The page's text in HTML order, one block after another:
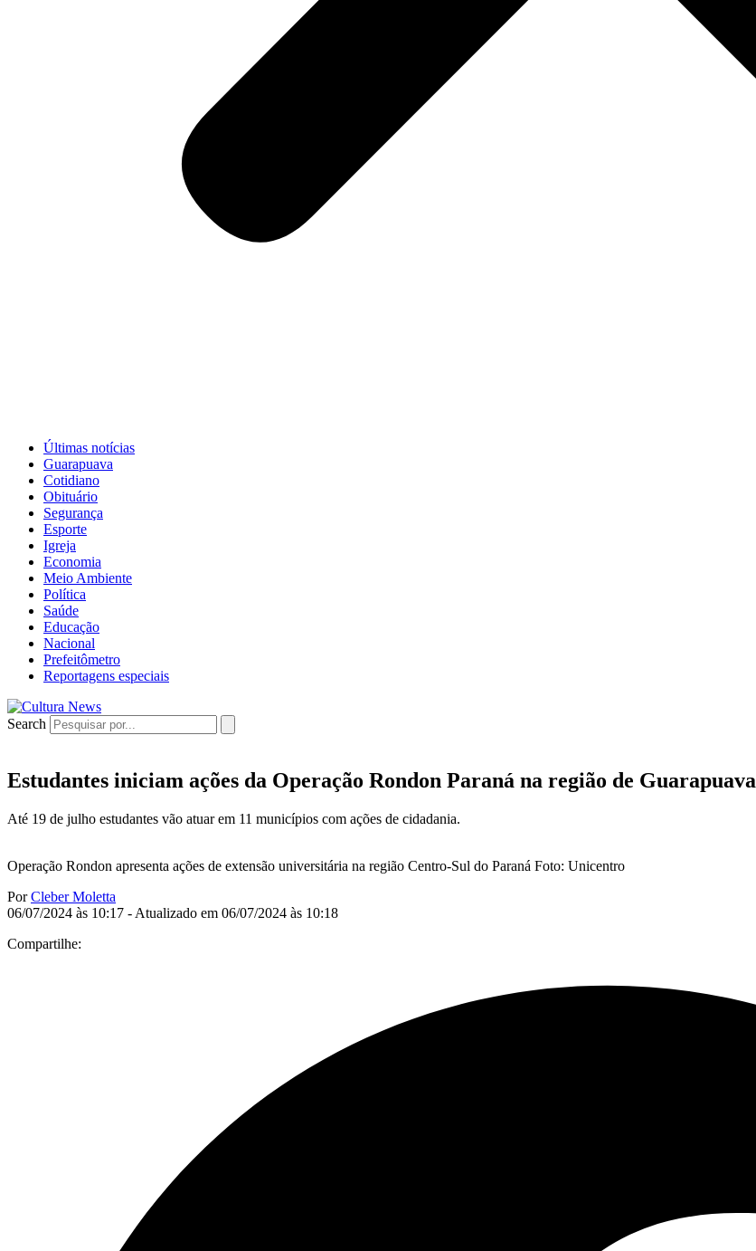
Últimas notícias
Guarapuava
Cotidiano
Obituário
Segurança
Esporte
Igreja
Economia
Meio Ambiente
Política
Saúde
Educação
Nacional
Prefeitômetro
Reportagens especiais
Search
Estudantes iniciam ações da Operação Rondon Paraná na região de Guarapuava
Até 19 de julho estudantes vão atuar em 11 municípios com ações de cidadania.
Operação Rondon apresenta ações de extensão universitária na região Centro-Sul do Paraná Foto: Unicentro
PorCleber Moletta
06/07/2024 às 10:17 - Atualizado em 06/07/2024 às 10:18
Compartilhe: